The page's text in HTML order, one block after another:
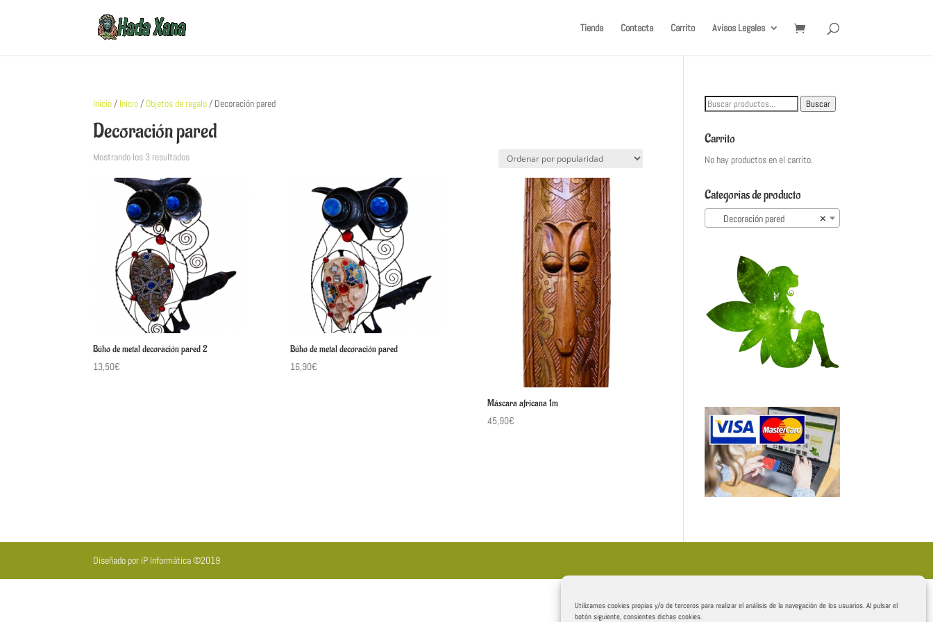
Utilizamos cookies propias y/o de terceros para realizar el análisis de la navegación de los usuarios. Al pulsar el
botón siguiente, consientes dichas cookies.
Tienda Contacta Carrito Avisos Legales
Inicio/ Inicio/ Objetos de regalo/ Decoración pared
Decoración pared
Mostrando los 3 resultados
Búho de metal decoración pared 2
13,50€
Búho de metal decoración pared
16,90€
Máscara africana 1m
45,90€
Buscar
Buscar
Carrito
No hay productos en el carrito.
Categorías de producto
×
Decoración pared
Diseñado por iP Informática ©2019